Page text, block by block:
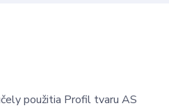
použitia Profil tvaru AS